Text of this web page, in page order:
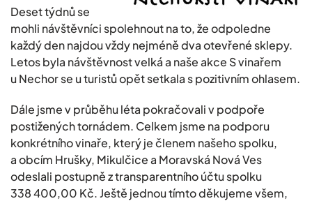
Deset týdnů se
mohli návštěvníci spolehnout na to, že odpoledne
každý den najdou vždy nejméně dva otevřené sklepy.
Letos byla návštěvnost velká a naše akce S vinařem
u Nechor se u turistů opět setkala s pozitivním ohlasem.
Dále jsme v průběhu léta pokračovali v podpoře
postižených tornádem. Celkem jsme na podporu
konkrétního vinaře, který je členem našeho spolku,
a obcím Hrušky, Mikulčice a Moravská Nová Ves
odeslali postupně z transparentního účtu spolku
338 400,00 Kč. Ještě jednou tímto děkujeme všem,